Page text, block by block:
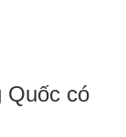
Quốc có